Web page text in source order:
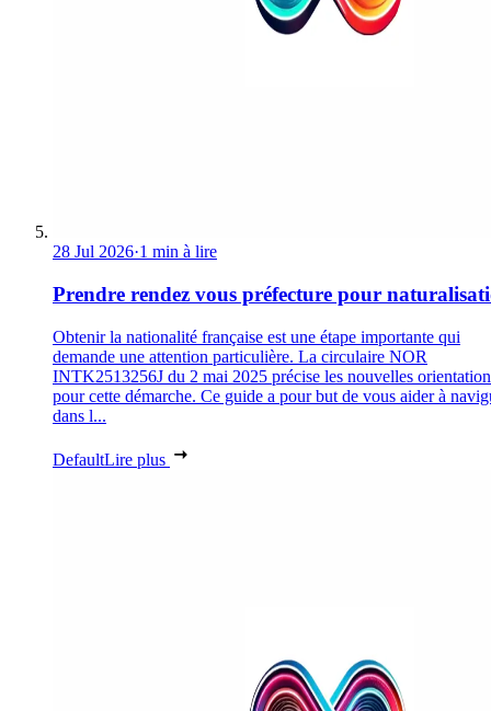
28 Jul 2026·1 min à lire
Prendre rendez vous préfecture pour
Obtenir la nationalité française est une étape importante qui
demande une attention particulière. La circulaire NOR
INTK2513256J du 2 mai 2025 précise les nouvelles
pour cette démarche. Ce guide a pour but de vous aider à
dans l...
DefaultLire plus